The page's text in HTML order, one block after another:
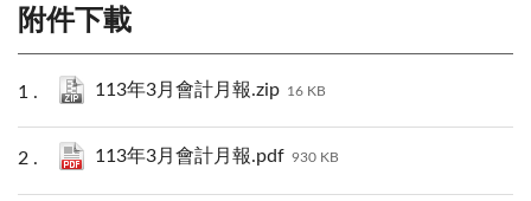
附件下載
113年3月會計月報.zip 16 KB
113年3月會計月報.pdf 930 KB